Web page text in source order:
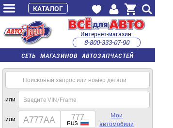
СЕТЬ МАГАЗИНОВ АВТОЗАПЧАСТЕЙ
Интернет-магазин:
8-800-333-07-90
часы работы с 9:00 до 22:00 (пн-пт)
или
или
Мои
автомобили
КАТАЛОГ